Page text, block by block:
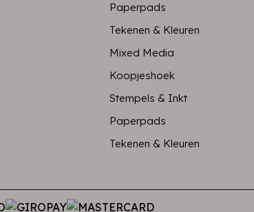
Paperpads
Tekenen & Kleuren
Mixed Media
Koopjeshoek
Stempels & Inkt
Paperpads
Tekenen & Kleuren